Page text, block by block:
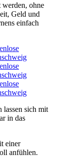
werden, ohne
Geld und
einfach
lassen sich mit
in das
einer
anfühlen.